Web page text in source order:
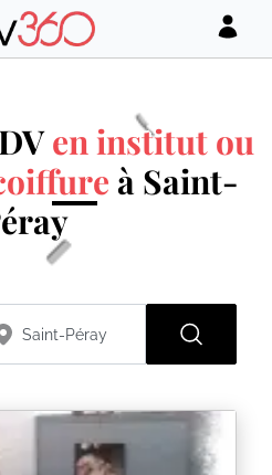
en institut ou
à Saint-